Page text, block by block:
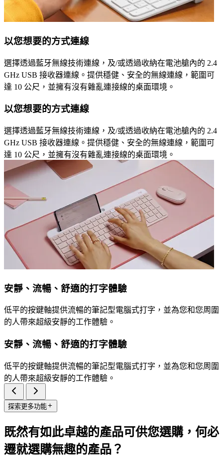
以您想要的方式連線
選擇透過藍牙無線技術連線，及/或透過收納在電池艙內的 2.4
GHz USB 接收器連線。提供穩健、安全的無線連線，範圍可
達 10 公尺，並擁有沒有雜亂連接線的桌面環境。
以您想要的方式連線
選擇透過藍牙無線技術連線，及/或透過收納在電池艙內的 2.4
GHz USB 接收器連線。提供穩健、安全的無線連線，範圍可
達 10 公尺，並擁有沒有雜亂連接線的桌面環境。
安靜、流暢、舒適的打字體驗
低平的按鍵軸提供流暢的筆記型電腦式打字，並為您和您周圍
的人帶來超級安靜的工作體驗。
安靜、流暢、舒適的打字體驗
低平的按鍵軸提供流暢的筆記型電腦式打字，並為您和您周圍
的人帶來超級安靜的工作體驗。
探索更多功能
既然有如此卓越的產品可供您選購，何必
遷就選購無趣的產品？